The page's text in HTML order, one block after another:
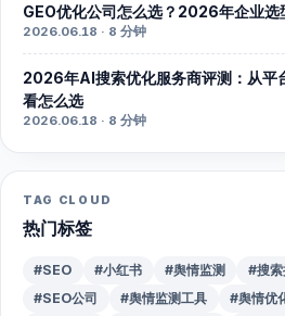
GEO优化公司怎么选？2026年企业选
2026.06.18 · 8 分钟
2026年AI搜索优化服务商评测：从平
看怎么选
2026.06.18 · 8 分钟
TAG CLOUD
热门标签
#SEO #小红书 #舆情监测 #搜索
#SEO公司
#舆情监测工具 #舆情优